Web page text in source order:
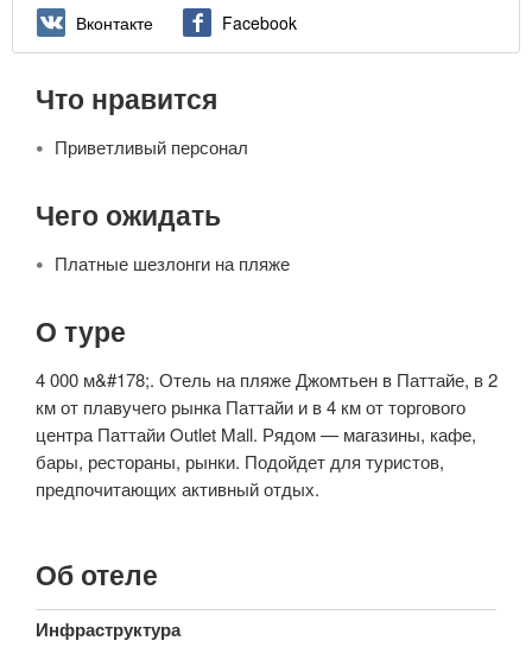
Вконтакте Facebook
Что нравится
Приветливый персонал
Чего ожидать
Платные шезлонги на пляже
О туре
4 000 м&#178;. Отель на пляже Джомтьен в Паттайе, в 2
км от плавучего рынка Паттайи и в 4 км от торгового
центра Паттайи Outlet Mall. Рядом — магазины, кафе,
бары, рестораны, рынки. Подойдет для туристов,
предпочитающих активный отдых.
Об отеле
Инфраструктура